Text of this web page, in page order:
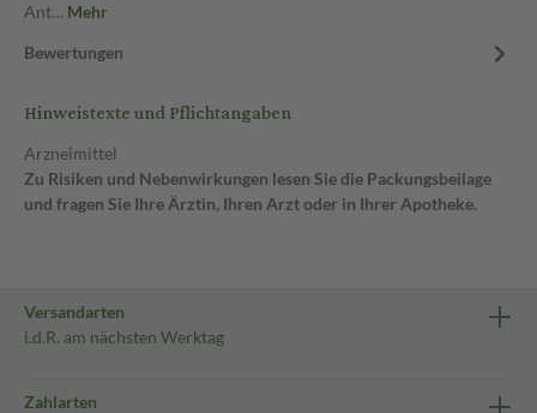
Ant… Mehr
Bewertungen
Hinweistexte und Pflichtangaben
Arzneimittel
Zu Risiken und Nebenwirkungen lesen Sie die Packungsbeilage
und fragen Sie Ihre Ärztin, Ihren Arzt oder in Ihrer Apotheke.
Versandarten
i.d.R. am nächsten Werktag
Zahlarten